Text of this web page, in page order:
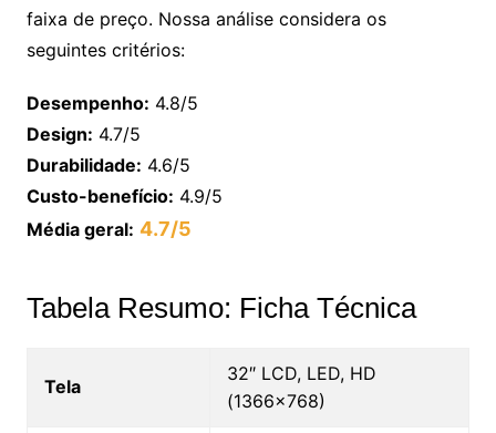
faixa de preço. Nossa análise considera os
seguintes critérios:
Desempenho: 4.8/5
Design: 4.7/5
Durabilidade: 4.6/5
Custo-benefício: 4.9/5
Média geral: 4.7/5
Tabela Resumo: Ficha Técnica
Tela
32″ LCD, LED, HD
(1366×768)